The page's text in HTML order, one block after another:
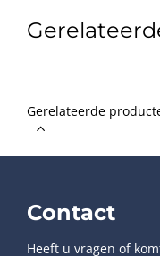
Gerelateerde
Contact
Heeft u vragen of